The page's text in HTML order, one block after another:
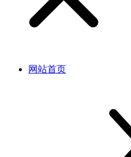
网站首页